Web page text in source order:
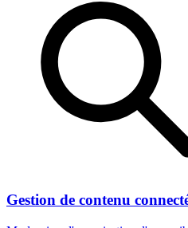
Gestion de contenu